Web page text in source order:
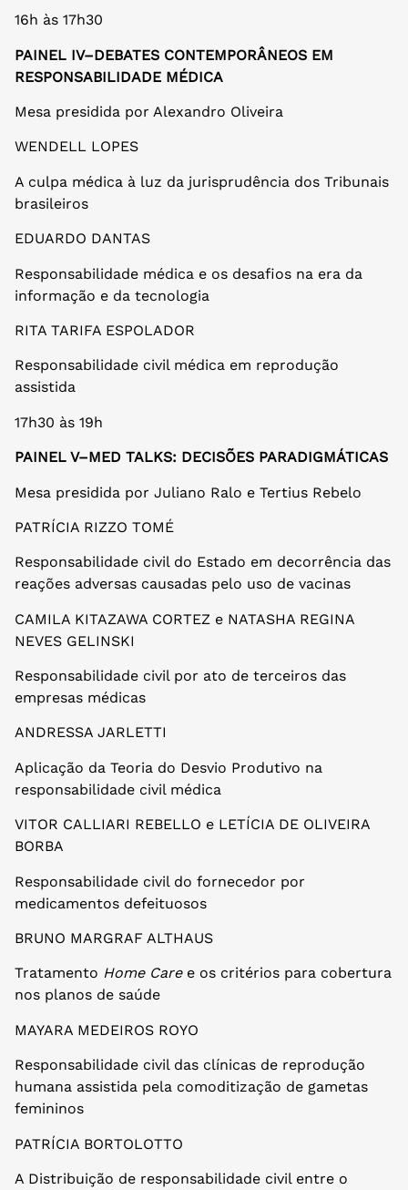
16h às 17h30
PAINEL IV–DEBATES CONTEMPORÂNEOS EM
RESPONSABILIDADE MÉDICA
Mesa presidida por Alexandro Oliveira
WENDELL LOPES
A culpa médica à luz da jurisprudência dos Tribunais
brasileiros
EDUARDO DANTAS
Responsabilidade médica e os desafios na era da
informação e da tecnologia
RITA TARIFA ESPOLADOR
Responsabilidade civil médica em reprodução
assistida
17h30 às 19h
PAINEL V–MED TALKS: DECISÕES PARADIGMÁTICAS
Mesa presidida por Juliano Ralo e Tertius Rebelo
PATRÍCIA RIZZO TOMÉ
Responsabilidade civil do Estado em decorrência das
reações adversas causadas pelo uso de vacinas
CAMILA KITAZAWA CORTEZ e NATASHA REGINA
NEVES GELINSKI
Responsabilidade civil por ato de terceiros das
empresas médicas
ANDRESSA JARLETTI
Aplicação da Teoria do Desvio Produtivo na
responsabilidade civil médica
VITOR CALLIARI REBELLO e LETÍCIA DE OLIVEIRA
BORBA
Responsabilidade civil do fornecedor por
medicamentos defeituosos
BRUNO MARGRAF ALTHAUS
Tratamento Home Caree os critérios para cobertura
nos planos de saúde
MAYARA MEDEIROS ROYO
Responsabilidade civil das clínicas de reprodução
humana assistida pela comoditização de gametas
femininos
PATRÍCIA BORTOLOTTO
A Distribuição de responsabilidade civil entre o